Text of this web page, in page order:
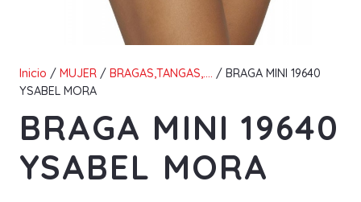
Inicio / MUJER / BRAGAS,TANGAS,.... / BRAGA MINI 19640
YSABEL MORA
BRAGA MINI 19640
YSABEL MORA